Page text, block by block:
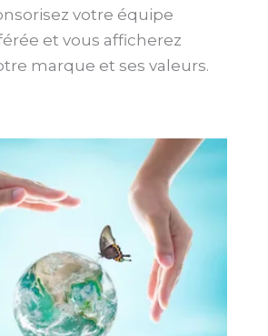
votre équipe
et vous afficherez
marque et ses valeurs.